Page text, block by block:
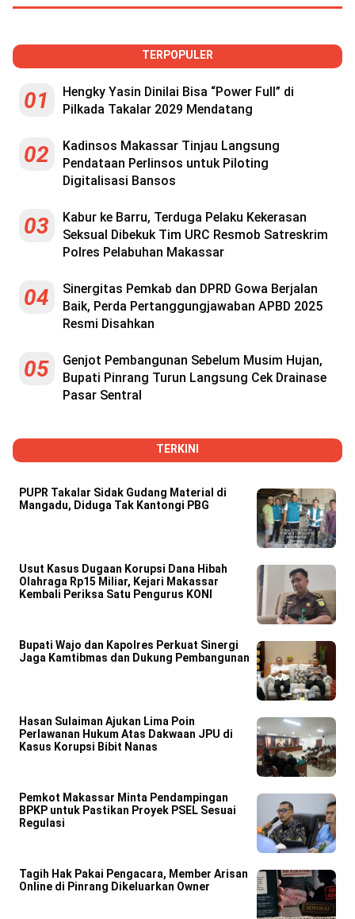
TERPOPULER
01
Hengky Yasin Dinilai Bisa “Power Full” di
Pilkada Takalar 2029 Mendatang
02
Kadinsos Makassar Tinjau Langsung
Pendataan Perlinsos untuk Piloting
Digitalisasi Bansos
03
Kabur ke Barru, Terduga Pelaku Kekerasan
Seksual Dibekuk Tim URC Resmob Satreskrim
Polres Pelabuhan Makassar
04
Sinergitas Pemkab dan DPRD Gowa Berjalan
Baik, Perda Pertanggungjawaban APBD 2025
Resmi Disahkan
05
Genjot Pembangunan Sebelum Musim Hujan,
Bupati Pinrang Turun Langsung Cek Drainase
Pasar Sentral
TERKINI
PUPR Takalar Sidak Gudang Material di
Mangadu, Diduga Tak Kantongi PBG
Usut Kasus Dugaan Korupsi Dana Hibah
Olahraga Rp15 Miliar, Kejari Makassar
Kembali Periksa Satu Pengurus KONI
Bupati Wajo dan Kapolres Perkuat Sinergi
Jaga Kamtibmas dan Dukung Pembangunan
Hasan Sulaiman Ajukan Lima Poin
Perlawanan Hukum Atas Dakwaan JPU di
Kasus Korupsi Bibit Nanas
Pemkot Makassar Minta Pendampingan
BPKP untuk Pastikan Proyek PSEL Sesuai
Regulasi
Tagih Hak Pakai Pengacara, Member Arisan
Online di Pinrang Dikeluarkan Owner